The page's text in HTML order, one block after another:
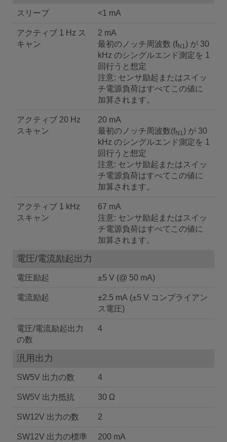
スリープ <1 mA
アクティブ 1 Hz ス
キャン
2 mA
最初のノッチ周波数 (fN1) が 30
kHz のシングルエンド測定を 1
回行うと想定
注意: センサ励起またはスイッ
チ電源負荷はすべてこの値に
加算されます。
アクティブ 20 Hz
スキャン
20 mA
最初のノッチ周波数(fN1) が 30
kHz のシングルエンド測定を 1
回行うと想定
注意: センサ励起またはスイッ
チ電源負荷はすべてこの値に
加算されます。
アクティブ 1 kHz
スキャン
67 mA
注意: センサ励起またはスイッ
チ電源負荷はすべてこの値に
加算されます。
電圧/電流励起出力
電圧励起 ±5 V (@ 50 mA)
電流励起
±2.5 mA (±5 V コンプライアン
ス電圧)
電圧/電流励起出力
の数
4
汎用出力
SW5V 出力の数 4
SW5V 出力抵抗 30 Ω
SW12V 出力の数 2
SW12V 出力の標準
200 mA